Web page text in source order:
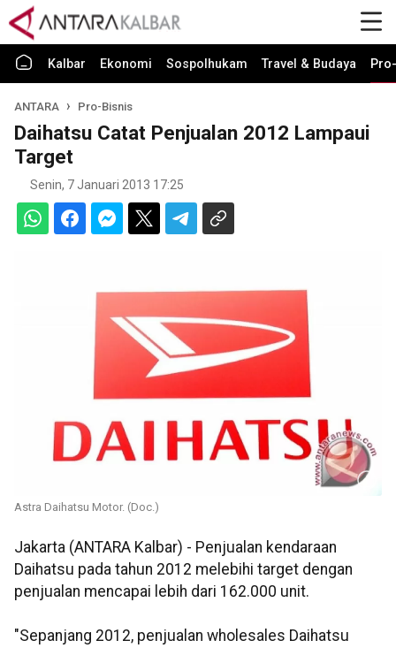
Kalbar Ekonomi Sospolhukam Travel & Budaya
ANTARA Pro-Bisnis
Daihatsu Catat Penjualan 2012 Lampaui
Target
Senin, 7 Januari 2013 17:25
Astra Daihatsu Motor. (Doc.)
Jakarta (ANTARA Kalbar) - Penjualan kendaraan
Daihatsu pada tahun 2012 melebihi target dengan
penjualan mencapai lebih dari 162.000 unit.
"Sepanjang 2012, penjualan wholesales Daihatsu